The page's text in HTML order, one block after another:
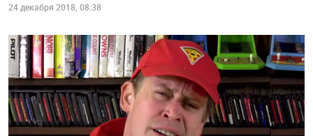
24 декабря 2018, 08:38